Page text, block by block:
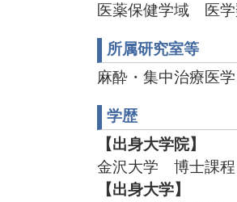
医薬保健学域 医
所属研究室等
麻酔・集中治療医
学歴
【出身大学院】
金沢大学 博士課
【出身大学】